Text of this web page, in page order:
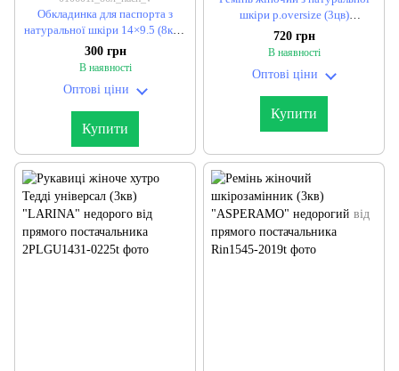
Обкладинка для паспорта з
натуральної шкіри 14×9.5 (8кол)
"GOLD" недорого від прямого
постачальника
300 грн
В наявності
Оптові ціни
Купити
шкіри р.oversize (3цв)
"ASPERAMO" недорого від
прямого постачальника
720 грн
В наявності
Оптові ціни
Купити